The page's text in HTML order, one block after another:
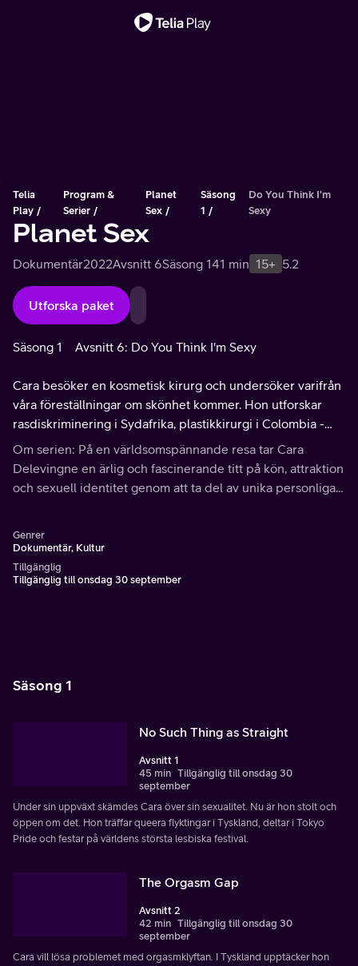
Telia
Play
Program &
Serier
Planet
Sex
Säsong
1
Do You Think I'm
Sexy
Planet Sex
Dokumentär2022Avsnitt 6Säsong 141 min 15+ 5.2
Utforska paket
Säsong 1 Avsnitt 6: Do You Think I'm Sexy
Cara besöker en kosmetisk kirurg och undersöker varifrån
våra föreställningar om skönhet kommer. Hon utforskar
rasdiskriminering i Sydafrika, plastikkirurgi i Colombia -
och kroppspositivitet överallt.
Om serien: På en världsomspännande resa tar Cara
Delevingne en ärlig och fascinerande titt på kön, attraktion
och sexuell identitet genom att ta del av unika personliga
Genrer
Dokumentär, Kultur
Tillgänglig
Tillgänglig till onsdag 30 september
Säsong 1
No Such Thing as Straight
Avsnitt 1
45 min Tillgänglig till onsdag 30
september
Under sin uppväxt skämdes Cara över sin sexualitet. Nu är hon stolt och
öppen om det. Hon träffar queera flyktingar i Tyskland, deltar i Tokyo
Pride och festar på världens största lesbiska festival.
The Orgasm Gap
Avsnitt 2
42 min Tillgänglig till onsdag 30
september
Cara vill lösa problemet med orgasmklyftan. I Tyskland upptäcker hon